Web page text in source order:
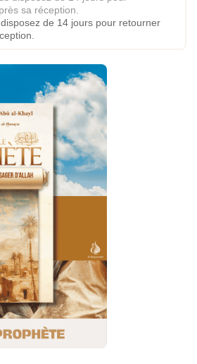
de 14 jours pour retourner